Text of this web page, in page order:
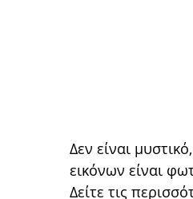
Δεν είναι
εικόνων είναι
Δείτε τις